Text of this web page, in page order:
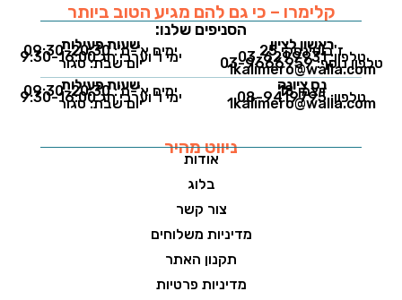
קלימרו – כי גם להם מגיע הטוב ביותר
הסניפים שלנו:
ראשון לציון
ז'בוטינסקי 25טלפון: 03-6299931
טלפון נוסף: 03-9666959
1kalimero@walla.com
שעות פעילותימים א'-ה': 09:30-20:30
ימי ו' וערבי חג 9:30-16:00
יום שבת: סגור
נס ציונה
ויצמן 18טלפון: 08-9419795
1kalimero@walla.com
שעות פעילותימים א'-ה': 09:30-20:30
ימי ו' וערבי חג 9:30-16:00
יום שבת: סגור
ניווט מהיר
אודות
בלוג
צור קשר
מדיניות משלוחים
תקנון האתר
מדיניות פרטיות